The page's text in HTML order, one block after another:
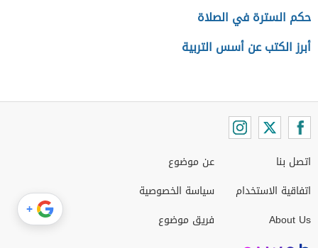
حكم السترة في الصلاة
أبرز الكتب عن أسس التربية
اتصل بنا
اتفاقية الاستخدام
About Us
عن موضوع
سياسة الخصوصية
فريق موضوع
+